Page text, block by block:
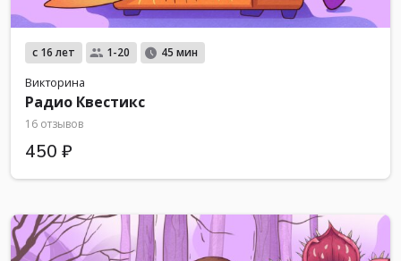
с 16 лет 1-20 45 мин
Викторина
Радио Квестикс
16 отзывов
450 ₽